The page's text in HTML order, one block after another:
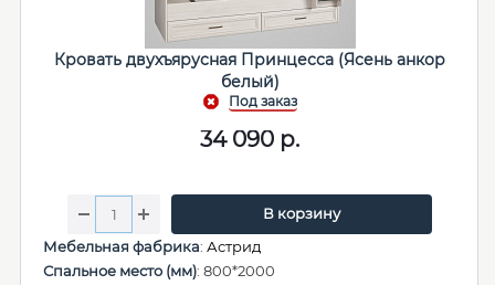
Кровать двухъярусная Принцесса (Ясень анкор
белый)
34 090 р.
В корзину
Мебельная фабрика: Астрид
Спальное место (мм): 800*2000